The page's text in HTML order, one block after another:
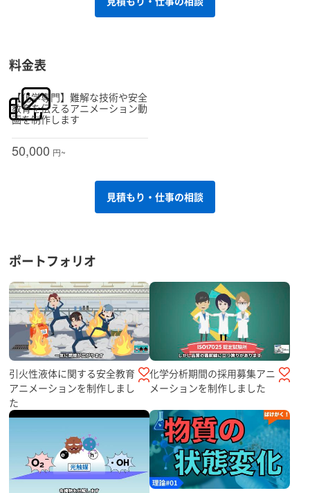
料金表
【化学専門】難解な技術や安全
教育を伝えるアニメーション動
画を制作します
50,000 円~
見積もり・仕事の相談
ポートフォリオ
引火性液体に関する安全教育
アニメーションを制作しまし
た
化学分析期間の採用募集アニ
メーションを制作しました